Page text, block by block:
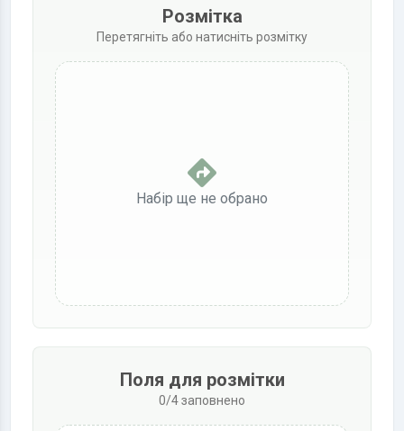
Розмітка
Перетягніть або натисніть розмітку
Набір ще не обрано
Поля для розмітки
0/4 заповнено